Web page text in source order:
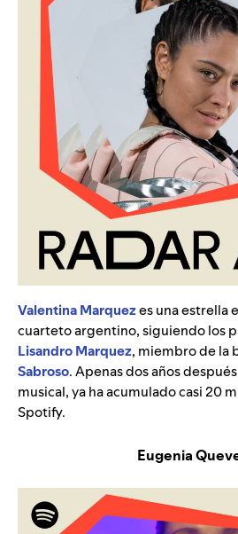
Valentina Marquezes una estrella
cuarteto argentino, siguiendo los
Lisandro Marquez, miembro de la
Sabroso. Apenas dos años
musical, ya ha acumulado casi 20
Spotify.
Eugenia